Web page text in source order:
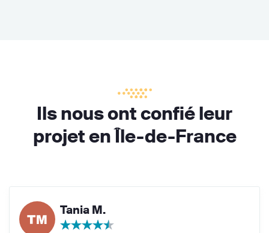
Ils nous ont confié leur
projet en Île-de-France
Tania M.